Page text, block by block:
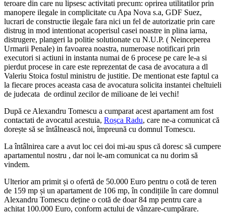
teroare din care nu lipsesc activitati precum: oprirea utilitatilor prin
manopere ilegale in complicitate cu Apa Nova s.a, GDF Suez,
lucrari de constructie ilegale fara nici un fel de autorizatie prin care
distrug in mod intentionat acoperisul casei noastre in plina iarna,
distrugere, plangeri la politie solutionate cu N.U.P. ( Neinceperea
Urmarii Penale) in favoarea noastra, numeroase notificari prin
executori si actiuni in instanta numai de 6 procese pe care le-a si
pierdut procese in care este reprezentat de casa de avocatura a dl
Valeriu Stoica fostul ministru de justitie. De mentionat este faptul ca
la fiecare proces aceasta casa de avocatura solicita instantei cheltuieli
de judecata de ordinul zecilor de milioane de lei vechi!
După ce Alexandru Tomescu a cumparat acest apartament am fost
contactati de avocatul acestuia, Roșca Radu, care ne-a comunicat că
dorește să se întâlnească noi, împreună cu domnul Tomescu.
La întâlnirea care a avut loc cei doi mi-au spus că doresc să cumpere
apartamentul nostru , dar noi le-am comunicat ca nu dorim să
vindem.
Ulterior am primit și o ofertă de 50.000 Euro pentru o cotă de teren
de 159 mp și un apartament de 106 mp, în condițiile în care domnul
Alexandru Tomescu deține o cotă de doar 84 mp pentru care a
achitat 100.000 Euro, conform actului de vânzare-cumpărare.